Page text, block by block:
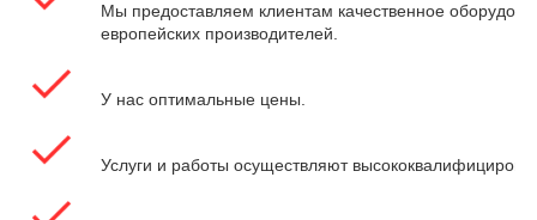
Мы предоставляем клиентам качественное
европейских производителей.
У нас оптимальные цены.
Услуги и работы осуществляют